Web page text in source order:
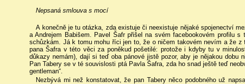
Nepsaná smlouva s mocí
A konečně je tu otázka, zda existuje či neexistuje nějaké spojenectví
a Andrejem Babišem. Pavel Šafr přišel na svém facebookovém profilu
schůzkám. Já k tomu mohu říci jen to, že o ničem takovém nevím a že z
pana Šafra v této věci za poněkud pošetilé: protože i kdyby tu v
důkazy nemám), dají si teď oba pánové jistě pozor, aby je nějakou dobu
Pan Tabery se v té souvislosti ptá Pavla Šafra, zda ho snad ještě teď
gentleman“.
Nezbývá mi než konstatovat, že pan Tabery něco podobného už